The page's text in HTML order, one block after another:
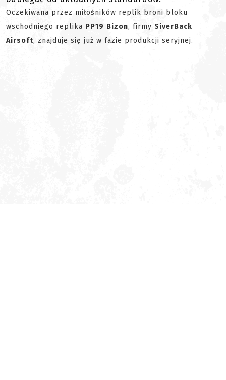
Oczekiwana przez miłośników replik broni bloku
wschodniego replika PP19 Bizon, firmy SiverBack
Airsoft, znajduje się już w fazie produkcji seryjnej.